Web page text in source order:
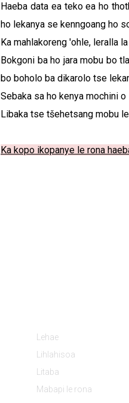
Haeba data ea teko ea ho
ho lekanya se kenngoang ho
Ka mahlakoreng 'ohle, leralla
Bokgoni ba ho jara mobu bo
bo boholo ba dikarolo tse
Sebaka sa ho kenya mochini
Libaka tse tšehetsang mobu
Ka kopo ikopanye le rona
Lehae
Lihlahisoa
Litaba
Mabapi le rona